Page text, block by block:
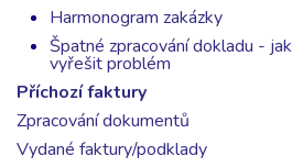
Harmonogram zakázky
Špatné zpracování dokladu - jak
vyřešit problém
Příchozí faktury
Zpracování dokumentů
Vydané faktury/podklady